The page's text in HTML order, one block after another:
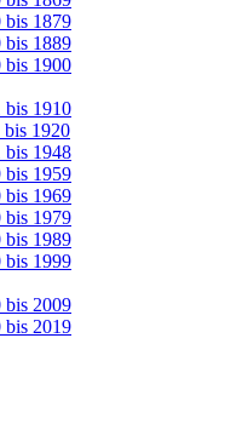
1879
1889
1900
1910
1920
1948
1959
1969
1979
1989
1999
2009
2019